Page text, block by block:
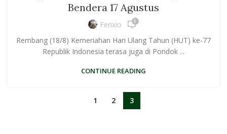
Bendera 17 Agustus
Ferixio 0
Rembang (18/8) Kemeriahan Hari Ulang Tahun (HUT) ke-77
Republik Indonesia terasa juga di Pondok ...
CONTINUE READING
1 2 3